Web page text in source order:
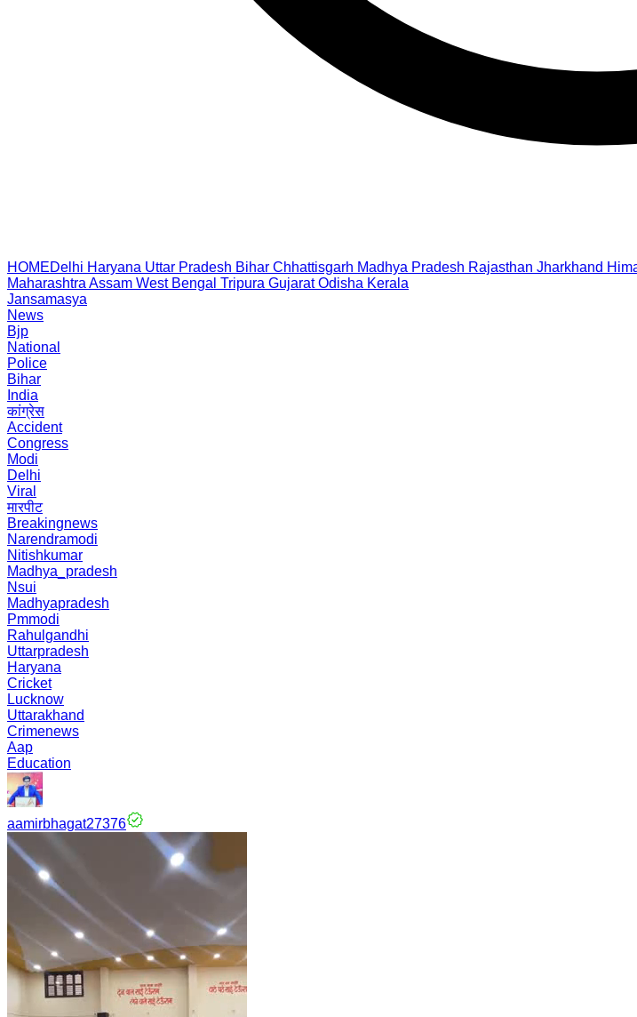
HOMEDelhi Haryana Uttar Pradesh Bihar Chhattisgarh Madhya Pradesh Rajasthan Jharkhand
Maharashtra Assam West Bengal Tripura Gujarat Odisha Kerala
Jansamasya
News
Bjp
National
Police
Bihar
India
कांग्रेस
Accident
Congress
Modi
Delhi
Viral
मारपीट
Breakingnews
Narendramodi
Nitishkumar
Madhya_pradesh
Nsui
Madhyapradesh
Pmmodi
Rahulgandhi
Uttarpradesh
Haryana
Cricket
Lucknow
Uttarakhand
Crimenews
Aap
Education
aamirbhagat27376